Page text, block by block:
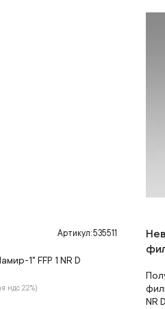
Артикул: 535511
1" FFP 1 NR D
ндс 22%)
NR